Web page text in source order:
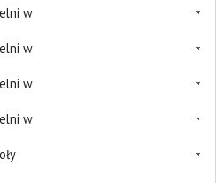
w
w
w
w